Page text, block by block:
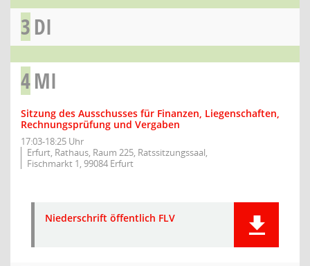
3DI
4MI
Sitzung des Ausschusses für Finanzen, Liegenschaften,
Rechnungsprüfung und Vergaben
17:03-18:25 Uhr
Erfurt, Rathaus, Raum 225, Ratssitzungssaal,
Fischmarkt 1, 99084 Erfurt
Niederschrift öffentlich FLV